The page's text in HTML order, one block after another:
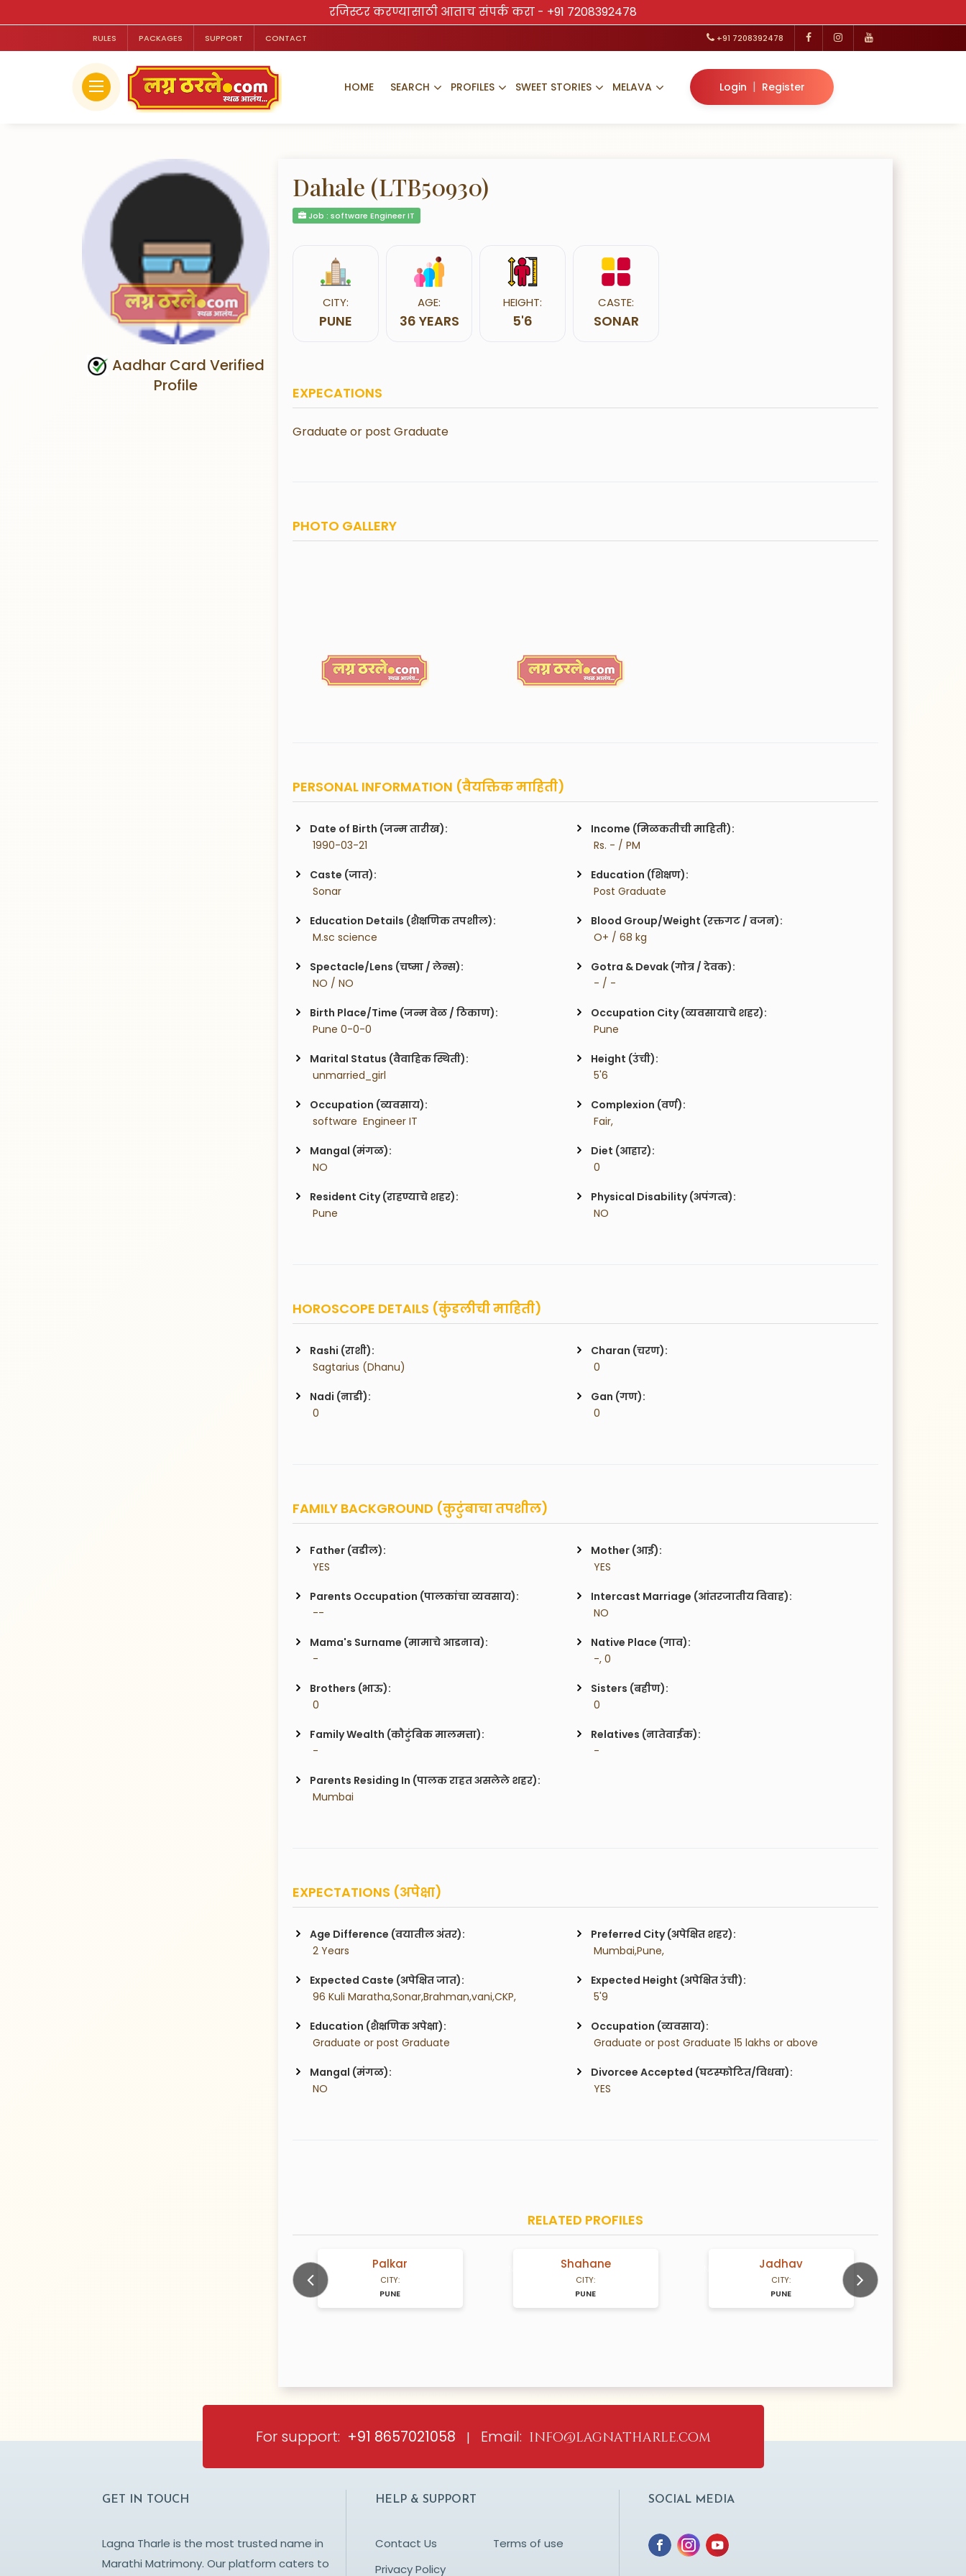
रजिस्टर करण्यासाठी आताच संपर्क करा - +91 7208392478
RULES PACKAGES SUPPORT CONTACT +91 7208392478
HOME SEARCH PROFILES SWEET STORIES MELAVA Login | Register
Aadhar Card Verified
Profile
Dahale (LTB50930)
Job : software Engineer IT
CITY:
PUNE
AGE:
36 YEARS
HEIGHT:
5'6
CASTE:
SONAR
EXPECATIONS
Graduate or post Graduate
PHOTO GALLERY
PERSONAL INFORMATION (वैयक्तिक माहिती)
Date of Birth (जन्म तारीख):
1990-03-21
Income (मिळकतीची माहिती):
Rs. - / PM
Caste (जात):
Sonar
Education (शिक्षण):
Post Graduate
Education Details (शैक्षणिक तपशील):
M.sc science
Blood Group/Weight (रक्तगट / वजन):
O+ / 68 kg
Spectacle/Lens (चष्मा / लेन्स):
NO / NO
Gotra & Devak (गोत्र / देवक):
- / -
Birth Place/Time (जन्म वेळ / ठिकाण):
Pune 0-0-0
Occupation City (व्यवसायाचे शहर):
Pune
Marital Status (वैवाहिक स्थिती):
unmarried_girl
Height (उंची):
5'6
Occupation (व्यवसाय):
software  Engineer IT
Complexion (वर्ण):
Fair,
Mangal (मंगळ):
NO
Diet (आहार):
0
Resident City (राहण्याचे शहर):
Pune
Physical Disability (अपंगत्व):
NO
HOROSCOPE DETAILS (कुंडलीची माहिती)
Rashi (राशी):
Sagtarius (Dhanu)
Charan (चरण):
0
Nadi (नाडी):
0
Gan (गण):
0
FAMILY BACKGROUND (कुटुंबाचा तपशील)
Father (वडील):
YES
Mother (आई):
YES
Parents Occupation (पालकांचा व्यवसाय):
--
Intercast Marriage (आंतरजातीय विवाह):
NO
Mama's Surname (मामाचे आडनाव):
-
Native Place (गाव):
-, 0
Brothers (भाऊ):
0
Sisters (बहीण):
0
Family Wealth (कौटुंबिक मालमत्ता):
-
Relatives (नातेवाईक):
-
Parents Residing In (पालक राहत असलेले शहर):
Mumbai
EXPECTATIONS (अपेक्षा)
Age Difference (वयातील अंतर):
2 Years
Preferred City (अपेक्षित शहर):
Mumbai,Pune,
Expected Caste (अपेक्षित जात):
96 Kuli Maratha,Sonar,Brahman,vani,CKP,
Expected Height (अपेक्षित उंची):
5'9
Education (शैक्षणिक अपेक्षा):
Graduate or post Graduate
Occupation (व्यवसाय):
Graduate or post Graduate 15 lakhs or above
Mangal (मंगळ):
NO
Divorcee Accepted (घटस्फोटित/विधवा):
YES
RELATED PROFILES
Previous
N/A Years old Palkar
CITY:
PUNE
N/A Years oldShahane
CITY:
PUNE
N/A Years oldJadhav
CITY:
PUNE
Next
For support: +91 8657021058 | Email: info@lagnatharle.com
GET IN TOUCH
Lagna Tharle is the most trusted name in
Marathi Matrimony. Our platform caters to
HELP & SUPPORT
Contact Us
Terms of use
Privacy Policy
SOCIAL MEDIA